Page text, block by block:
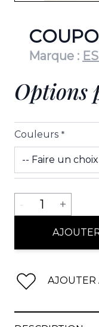
Marque :
Options
Couleurs *
Quantité
- 1 +
AJOUTER